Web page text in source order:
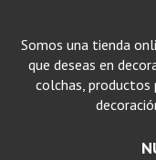
Somos una tienda
que deseas en
colchas, productos